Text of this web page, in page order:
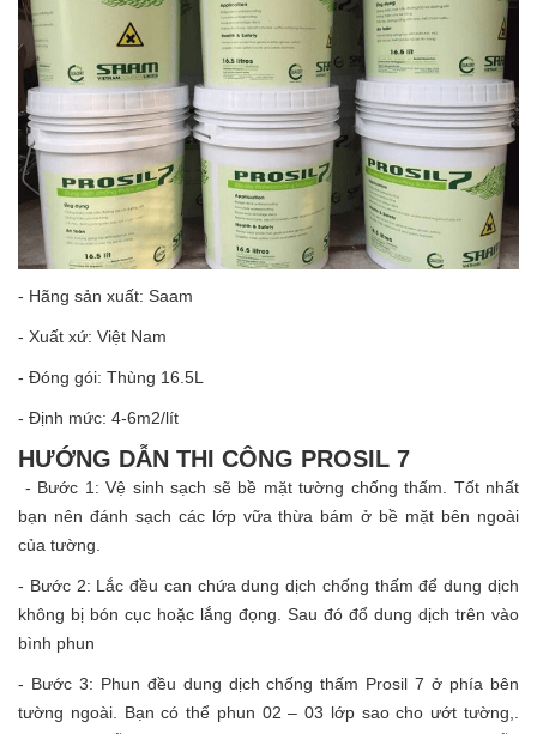
- Hãng sản xuất: Saam
- Xuất xứ: Việt Nam
- Đóng gói: Thùng 16.5L
- Định mức: 4-6m2/lít
HƯỚNG DẪN THI CÔNG PROSIL 7
- Bước 1: Vệ sinh sạch sẽ bề mặt tường chống thấm. Tốt nhất
bạn nên đánh sạch các lớp vữa thừa bám ở bề mặt bên ngoài
của tường.
- Bước 2: Lắc đều can chứa dung dịch chống thấm để dung dịch
không bị bón cục hoặc lắng đọng. Sau đó đổ dung dịch trên vào
bình phun
- Bước 3: Phun đều dung dịch chống thấm Prosil 7 ở phía bên
tường ngoài. Bạn có thể phun 02 – 03 lớp sao cho ướt tường,.